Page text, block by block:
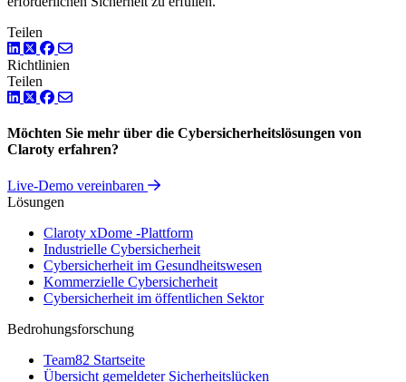
Teilen
LinkedIn
TwitterFacebook
Richtlinien
Teilen
LinkedIn
TwitterFacebook
Möchten Sie mehr über die Cybersicherheitslösungen von
Claroty erfahren?
Live-Demo vereinbaren
Lösungen
Claroty xDome -Plattform
Industrielle Cybersicherheit
Cybersicherheit im Gesundheitswesen
Kommerzielle Cybersicherheit
Cybersicherheit im öffentlichen Sektor
Bedrohungsforschung
Team82 Startseite
Übersicht gemeldeter Sicherheitslücken